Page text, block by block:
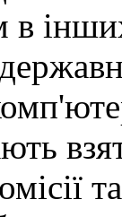
в